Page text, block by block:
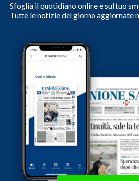
Sfoglia il quotidiano online e sul tuo
Tutte le notizie del giorno aggiornate